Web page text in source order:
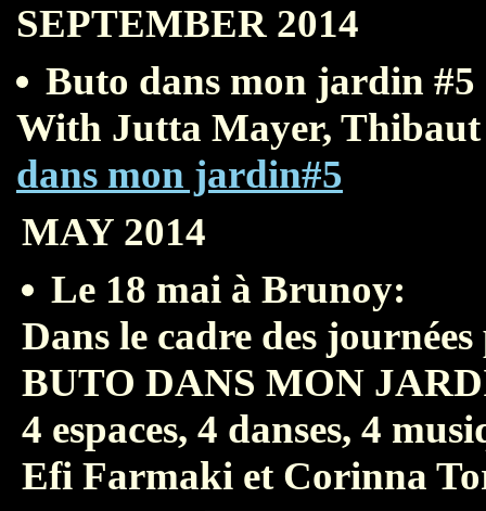
SEPTEMBER 2014
Buto dans mon jardin #5
With Jutta Mayer,
dans mon jardin#5
MAY 2014
Le 18 mai à Brunoy:
Dans le cadre des
BUTO DANS MON
4 espaces, 4 danses, 4
Efi Farmaki et Corinna